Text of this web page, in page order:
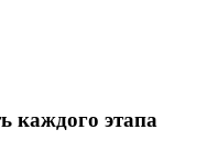
каждого этапа